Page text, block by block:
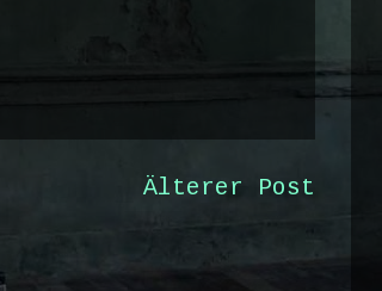
Älterer Post